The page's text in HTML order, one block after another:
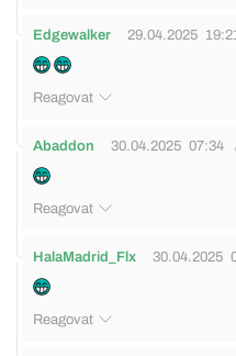
Edgewalker 29.04.2025
Reagovat
Abaddon 30.04.2025 07:34
Reagovat
HalaMadrid_Flx 30.04.2025
Reagovat